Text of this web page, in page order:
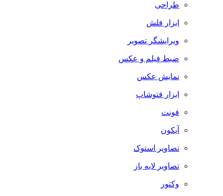
طراحی
ابزار فلش
ویرایشگر تصویر
ضبط فيلم و عكس
نمایش عکس
ابزار فتوشاپ
فونت
آیکون
تصاویر استوک
تصاویر لایه باز
وکتور